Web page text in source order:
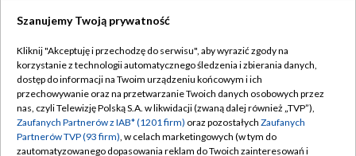
TVP
Abonament TVP
Emisja w TVP
Centrum informacji TVP
Regulamin TVP
Polityka prywatności
Moje zgody
Szanujemy Twoją prywatność
Kliknij "Akceptuję i przechodzę do serwisu", aby wyrazić zgody na
korzystanie z technologii automatycznego śledzenia i zbierania danych,
dostęp do informacji na Twoim urządzeniu końcowym i ich
przechowywanie oraz na przetwarzanie Twoich danych osobowych przez
nas, czyli Telewizję Polską S.A. w likwidacji (zwaną dalej również „TVP”),
Zaufanych Partnerów z IAB* (1201 firm) oraz pozostałych Zaufanych
Partnerów TVP (93 firm), w celach marketingowych (w tym do
zautomatyzowanego dopasowania reklam do Twoich zainteresowań i